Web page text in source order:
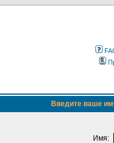
Введите ваше
Имя: